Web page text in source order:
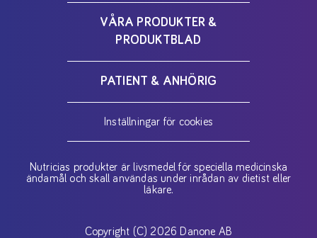
VÅRA PRODUKTER &
PRODUKTBLAD
PATIENT & ANHÖRIG
Inställningar för cookies
Nutricias produkter är livsmedel för speciella medicinska
ändamål och skall användas under inrådan av dietist eller
läkare.
Copyright (C) 2026 Danone AB